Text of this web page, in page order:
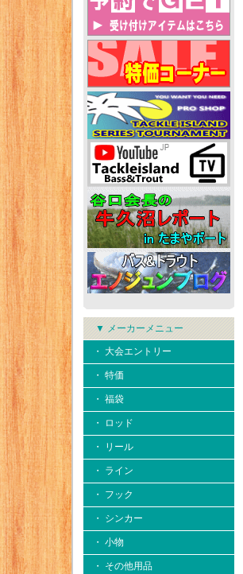
▼ メーカーメニュー
・ 大会エントリー
・ 特価
・ 福袋
・ ロッド
・ リール
・ ライン
・ フック
・ シンカー
・ 小物
・ その他用品